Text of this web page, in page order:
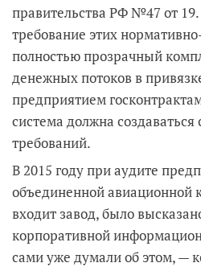
правительства РФ №47 от
требование этих
полностью прозрачный
денежных потоков в
предприятием
система должна создаваться
требований.
В 2015 году при аудите
объединенной авиационной
входит завод, было
корпоративной
сами уже думали об этом, —